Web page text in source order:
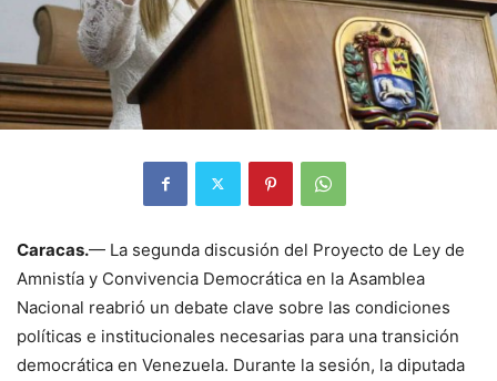
Caracas.— La segunda discusión del Proyecto de Ley de
Amnistía y Convivencia Democrática en la Asamblea
Nacional reabrió un debate clave sobre las condiciones
políticas e institucionales necesarias para una transición
democrática en Venezuela. Durante la sesión, la diputada